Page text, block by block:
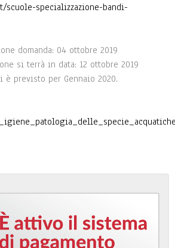
scuole-specializzazione-bandi-
domanda: 04 ottobre 2019
si terrà in data: 12 ottobre 2019
previsto per Gennaio 2020.